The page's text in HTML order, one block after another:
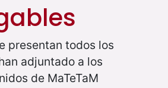
presentan todos los
adjuntado a los
de MaTeTaM